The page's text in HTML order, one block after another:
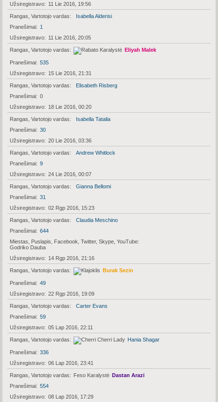
Užsiregistravo
11 Lie 2016, 19:56
Rangas, Vartotojo vardas
Isabella Alderisi
Pranešimai
1
Užsiregistravo
11 Lie 2016, 20:05
Rangas, Vartotojo vardas Eliyah Malek
Pranešimai
535
Užsiregistravo
15 Lie 2016, 21:31
Rangas, Vartotojo vardas
Elisabeth Risberg
Pranešimai
0
Užsiregistravo
18 Lie 2016, 00:20
Rangas, Vartotojo vardas
Isabella Tatalia
Pranešimai
30
Užsiregistravo
20 Lie 2016, 03:36
Rangas, Vartotojo vardas
Andrew Whitlock
Pranešimai
9
Užsiregistravo
24 Lie 2016, 00:07
Rangas, Vartotojo vardas
Gianna Bellomi
Pranešimai
31
Užsiregistravo
02 Rgp 2016, 15:23
Rangas, Vartotojo vardas
Claudia Meschino
Pranešimai
644
Miestas, Puslapis, Facebook, Twitter, Skype, YouTube
Godriko Dauba
Užsiregistravo
14 Rgp 2016, 21:16
Rangas, Vartotojo vardas Burak Sezin
Pranešimai
49
Užsiregistravo
22 Rgp 2016, 19:09
Rangas, Vartotojo vardas
Carter Evans
Pranešimai
59
Užsiregistravo
05 Lap 2016, 22:11
Rangas, Vartotojo vardas Hania Shagar
Pranešimai
336
Užsiregistravo
06 Lap 2016, 23:41
Rangas, Vartotojo vardas Feso Karalystė Dastan Arazi
Pranešimai
554
Užsiregistravo
08 Lap 2016, 17:29